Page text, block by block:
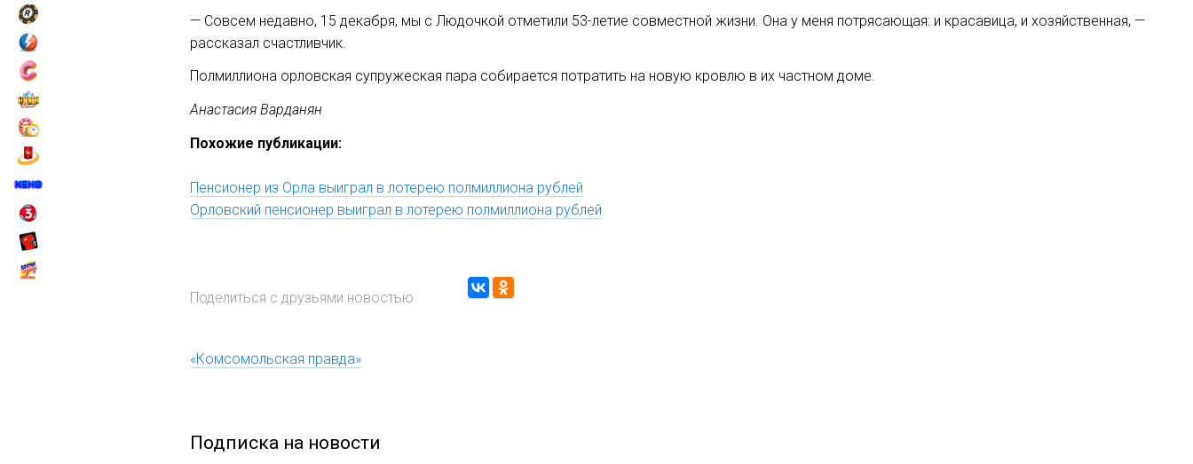
— Совсем недавно, 15 декабря, мы с Людочкой отметили 53-летие совместной жизни. Она у меня потрясающая: и красавица, и хозяйственная, —
рассказал счастливчик.
Полмиллиона орловская супружеская пара собирается потратить на новую кровлю в их частном доме.
Анастасия Варданян
Похожие публикации:
Пенсионер из Орла выиграл в лотерею полмиллиона рублей
Орловский пенсионер выиграл в лотерею полмиллиона рублей
Поделиться с друзьями новостью
«Комсомольская правда»
Подписка на новости